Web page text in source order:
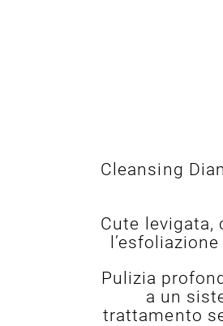
Cleansing
Cute levigata,
Pulizia
a un
trattamento